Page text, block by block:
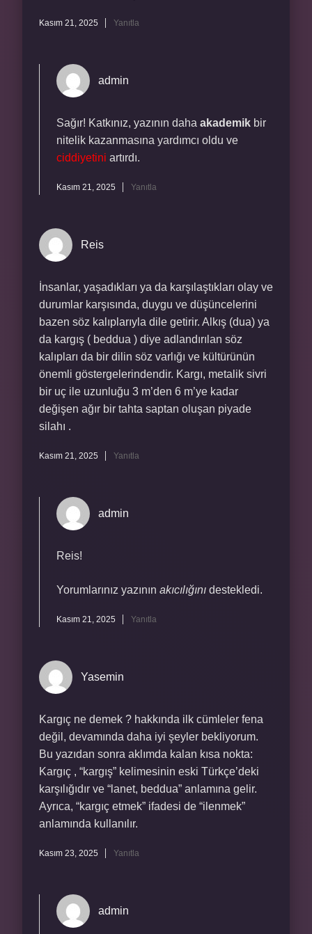
Kasım 21, 2025 Yanıtla
admin
Sağır! Katkınız, yazının daha akademik bir
nitelik kazanmasına yardımcı oldu ve
ciddiyetini artırdı.
Kasım 21, 2025 Yanıtla
Reis
İnsanlar, yaşadıkları ya da karşılaştıkları olay ve
durumlar karşısında, duygu ve düşüncelerini
bazen söz kalıplarıyla dile getirir. Alkış (dua) ya
da kargış ( beddua ) diye adlandırılan söz
kalıpları da bir dilin söz varlığı ve kültürünün
önemli göstergelerindendir. Kargı, metalik sivri
bir uç ile uzunluğu 3 m’den 6 m’ye kadar
değişen ağır bir tahta saptan oluşan piyade
silahı .
Kasım 21, 2025 Yanıtla
admin
Reis!
Yorumlarınız yazının akıcılığını destekledi.
Kasım 21, 2025 Yanıtla
Yasemin
Kargıç ne demek ? hakkında ilk cümleler fena
değil, devamında daha iyi şeyler bekliyorum.
Bu yazıdan sonra aklımda kalan kısa nokta:
Kargıç , “kargış” kelimesinin eski Türkçe’deki
karşılığıdır ve “lanet, beddua” anlamına gelir.
Ayrıca, “kargıç etmek” ifadesi de “ilenmek”
anlamında kullanılır.
Kasım 23, 2025 Yanıtla
admin